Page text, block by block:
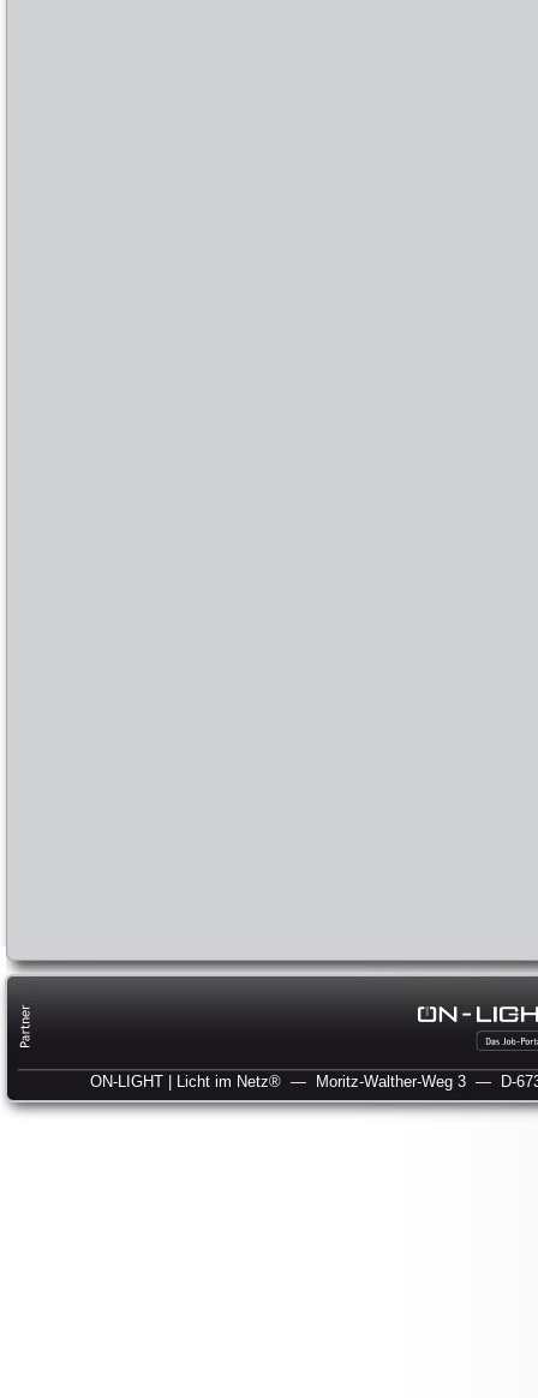
ON-LIGHT | Licht im Netz® — Moritz-Walther-Weg 3 — D-